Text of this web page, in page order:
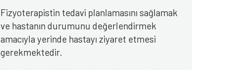
Fizyoterapistin tedavi planlamasını sağlamak
ve hastanın durumunu değerlendirmek
amacıyla yerinde hastayı ziyaret etmesi
gerekmektedir.